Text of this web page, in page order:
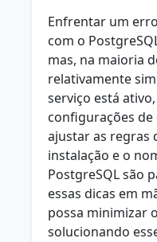
Enfrentar um
com o
mas, na maioria
relativamente
serviço está
configurações
ajustar as regras
instalação e o
PostgreSQL são
essas dicas em
possa minimizar
solucionando